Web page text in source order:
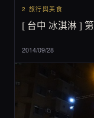
2 旅行與美食
[ 台中 冰淇淋 ]
2014/09/28